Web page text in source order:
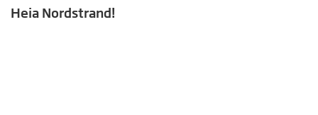
Heia Nordstrand!